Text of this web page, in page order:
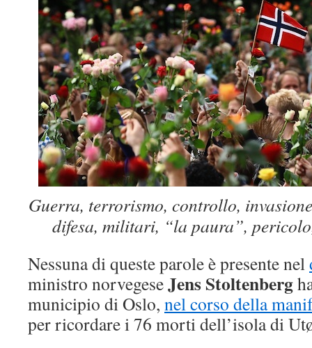
Guerra, terrorismo, controllo,
difesa, militari, “la paura”,
Nessuna di queste parole è presente nel
ministro norvegeseJens Stoltenberg
municipio di Oslo, nel corso della
per ricordare i 76 morti dell’isola di